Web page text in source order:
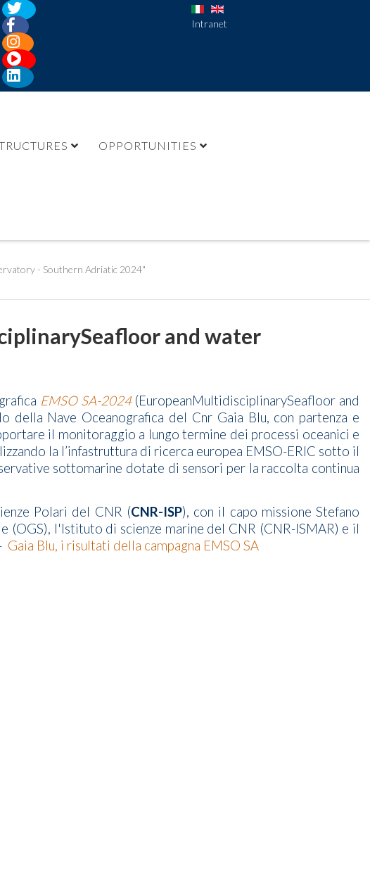
Intranet
OPPORTUNITIES
- Southern Adriatic 2024"
and water
EMSO SA-2024(EuropeanMultidisciplinarySeafloor and
Nave Oceanografica del Cnr Gaia Blu, con partenza e
il monitoraggio a lungo termine dei processi oceanici e
la l’infastruttura di ricerca europea EMSO-ERIC sotto il
sottomarine dotate di sensori per la raccolta continua
Polari del CNR (CNR-ISP), con il capo missione Stefano
(OGS), l'Istituto di scienze marine del CNR (CNR-ISMAR) e il
Gaia Blu, i risultati della campagna EMSO SA